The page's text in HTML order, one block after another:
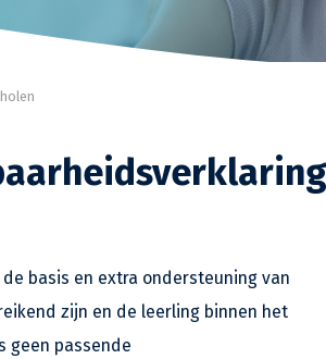
basis en extra ondersteuning van
zijn en de leerling binnen het
geen passende